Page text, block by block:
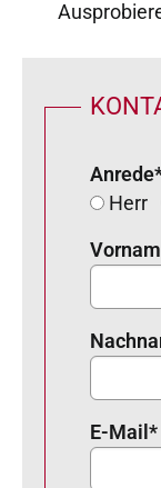
Anrede
Herr
E-Mail *